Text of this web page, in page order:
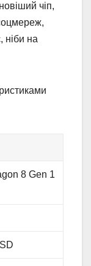
чіп,
ніби на
8 Gen 1